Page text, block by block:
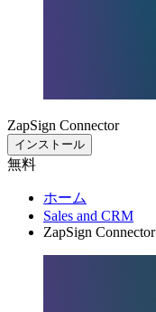
ZapSign Connector
インストール
無料
ホーム
Sales and CRM
ZapSign Connector